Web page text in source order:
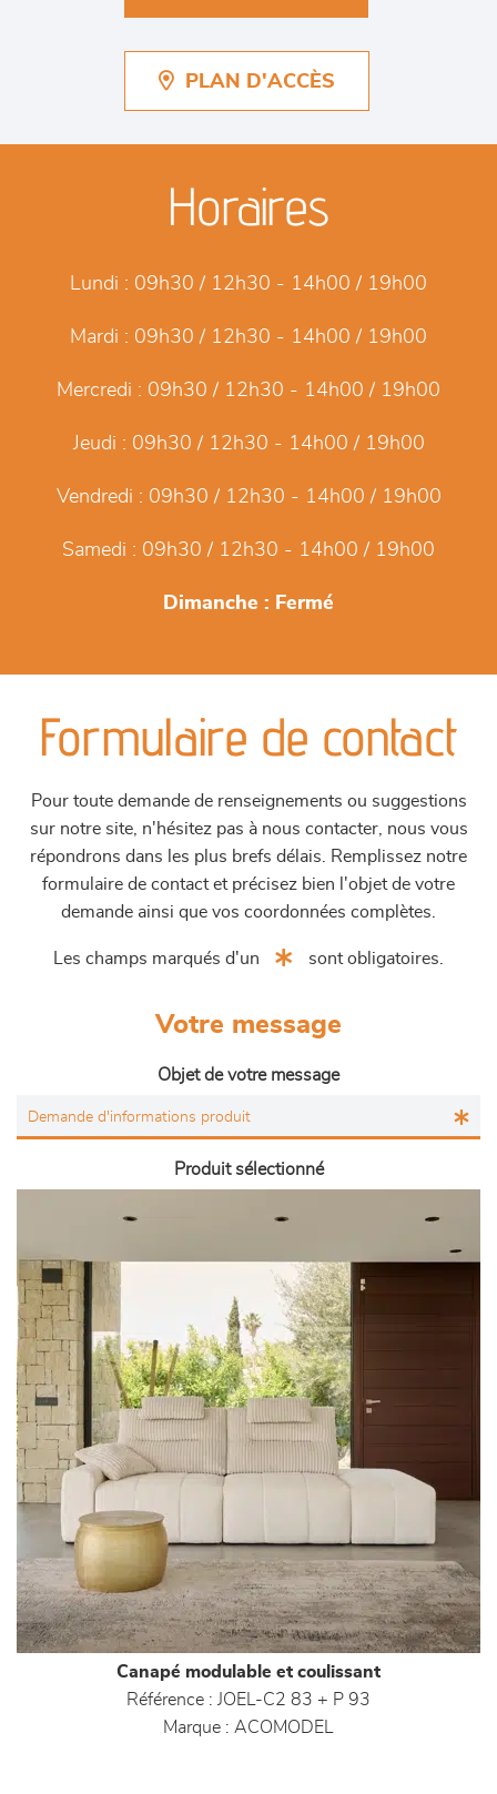
PLAN D'ACCÈS
Horaires
Lundi : 09h30 / 12h30 - 14h00 / 19h00
Mardi : 09h30 / 12h30 - 14h00 / 19h00
Mercredi : 09h30 / 12h30 - 14h00 / 19h00
Jeudi : 09h30 / 12h30 - 14h00 / 19h00
Vendredi : 09h30 / 12h30 - 14h00 / 19h00
Samedi : 09h30 / 12h30 - 14h00 / 19h00
Dimanche : Fermé
Formulaire de contact
Pour toute demande de renseignements ou suggestions
sur notre site, n'hésitez pas à nous contacter, nous vous
répondrons dans les plus brefs délais. Remplissez notre
formulaire de contact et précisez bien l'objet de votre
demande ainsi que vos coordonnées complètes.
Les champs marqués d'un sont obligatoires.
Votre message
Objet de votre message
Produit sélectionné
Canapé modulable et coulissant
Référence : JOEL-C2 83 + P 93
Marque : ACOMODEL